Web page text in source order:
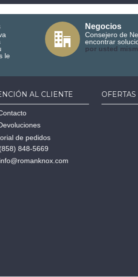
le
Negocios
Consejero de
encontrar
por usted
AL CLIENTE
de pedidos
(858) 848-5669
info@romanknox.com